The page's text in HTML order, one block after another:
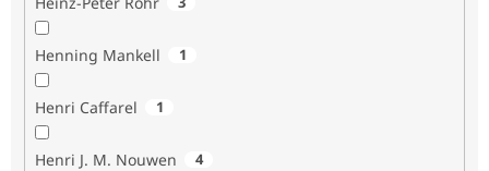
Henning Mankell 1
Henri Caffarel 1
Henri J. M. Nouwen 4